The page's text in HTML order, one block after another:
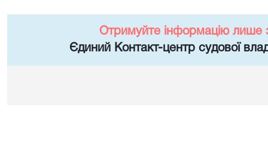
Отримуйте інформацію лише
Єдиний Контакт-центр судової